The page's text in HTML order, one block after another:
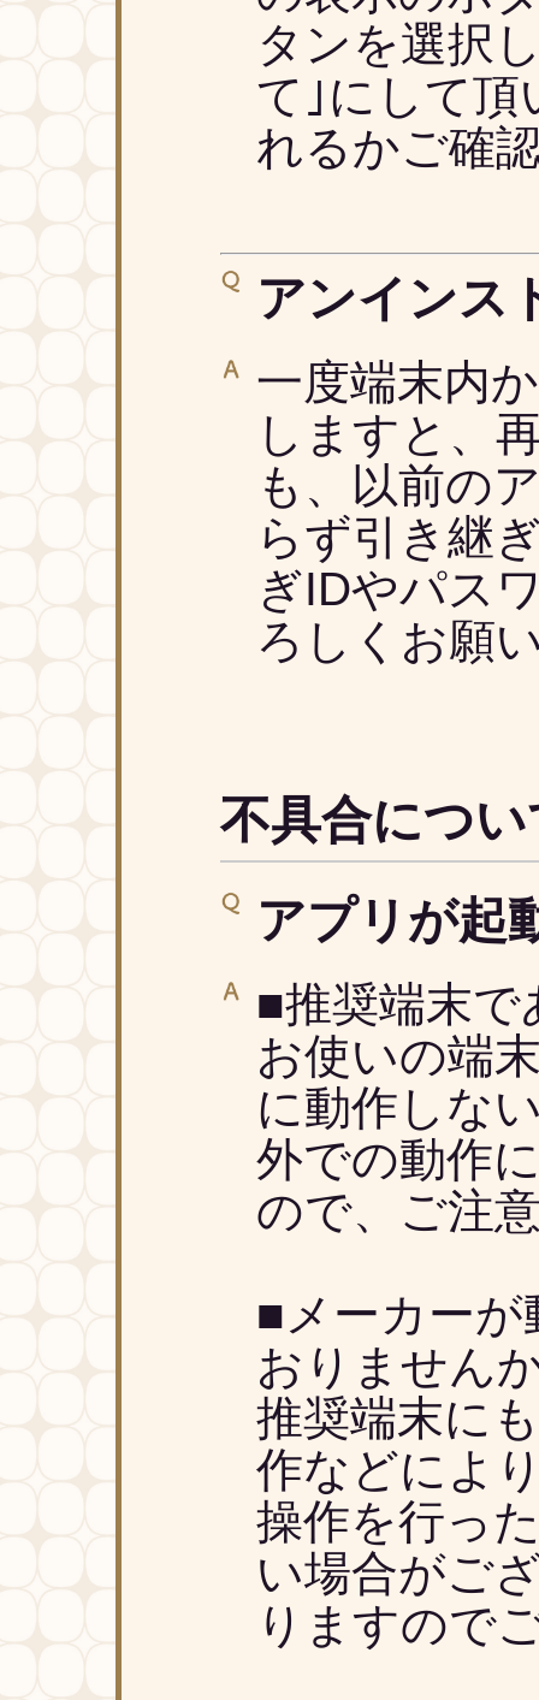
タンを選択
て｣にして頂
れるかご確
アンインス
一度端末内
しますと、
も、以前の
らず引き継
ぎIDやパス
ろしくお願
不具合につい
アプリが起
■推奨端末
お使いの端
に動作しな
外での動作
ので、ご注
■メーカーが
おりません
推奨端末に
作などによ
操作を行っ
い場合がご
りますので